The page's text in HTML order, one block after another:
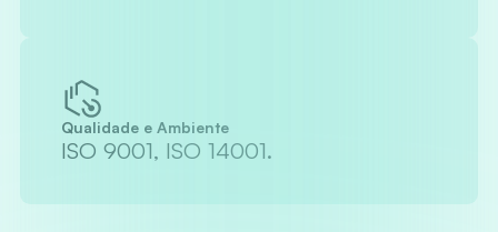
Qualidade e Ambiente
ISO 9001, ISO 14001.